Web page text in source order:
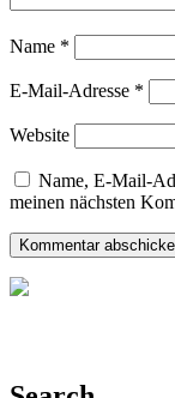
Name *
E-Mail-Adresse *
Website
Name, E-Mail-
meinen nächsten